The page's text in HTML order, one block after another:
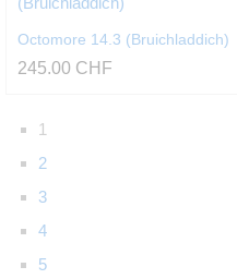
Octomore 14.3 (Bruichladdich)
245.00 CHF
1
2
3
4
5